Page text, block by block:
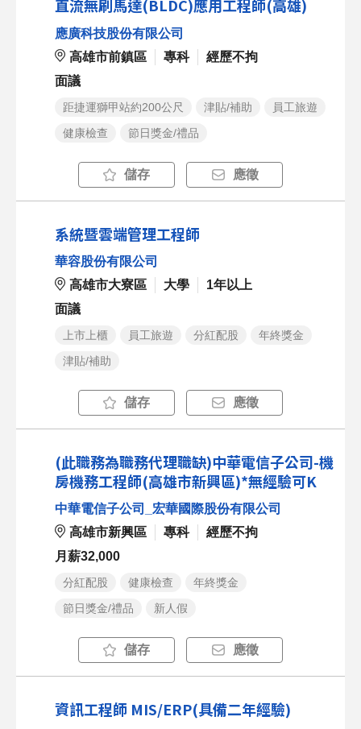
直流無刷馬達(BLDC)應用工程師(高雄)
應廣科技股份有限公司
高雄市前鎮區
專科
經歷不拘
面議
距捷運獅甲站約200公尺 津貼/補助
員工旅遊
健康檢查
節日獎金/禮品
儲存 應徵
系統暨雲端管理工程師
華容股份有限公司
高雄市大寮區
大學
1年以上
面議
上市上櫃 員工旅遊 分紅配股
年終獎金
津貼/補助
儲存 應徵
(此職務為職務代理職缺)中華電信子公司-機
房機務工程師(高雄市新興區)*無經驗可K
中華電信子公司_宏華國際股份有限公司
高雄市新興區
專科
經歷不拘
月薪32,000
分紅配股 健康檢查
年終獎金
節日獎金/禮品
新人假
儲存 應徵
資訊工程師 MIS/ERP(具備二年經驗)